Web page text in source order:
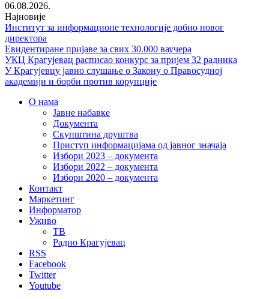
06.08.2026.
Најновије
Институт за информационе технологије добио новог
директора
Евидентиране пријаве за свих 30.000 ваучера
УКЦ Крагујевац расписао конкурс за пријем 32 радника
У Крагујевцу јавно слушање о Закону о Правосудној
академији и борби против корупције
О нама
Јавне набавке
Документа
Скупштина друштва
Приступ информацијама од јавног значаја
Избори 2023 – документа
Избори 2022 – документа
Избори 2020 – документа
Контакт
Маркетинг
Информатор
Уживо
ТВ
Радио Крагујевац
RSS
Facebook
Twitter
Youtube